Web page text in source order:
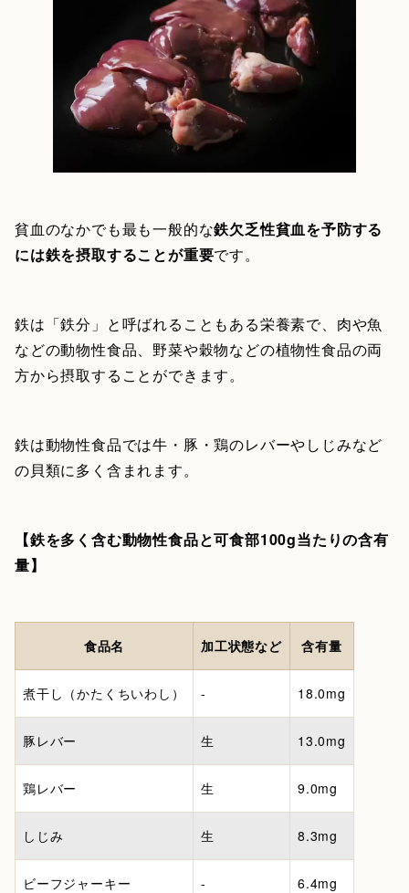
貧血のなかでも最も一般的な鉄欠乏性貧血を予防する
には鉄を摂取することが重要です。
鉄は「鉄分」と呼ばれることもある栄養素で、肉や魚
などの動物性食品、野菜や穀物などの植物性食品の両
方から摂取することができます。
鉄は動物性食品では牛・豚・鶏のレバーやしじみなど
の貝類に多く含まれます。
【鉄を多く含む動物性食品と可食部100g当たりの含有
量】
食品名 加工状態など 含有量
煮干し（かたくちいわし） - 18.0mg
豚レバー 生 13.0mg
鶏レバー 生 9.0mg
しじみ 生 8.3mg
ビーフジャーキー - 6.4mg